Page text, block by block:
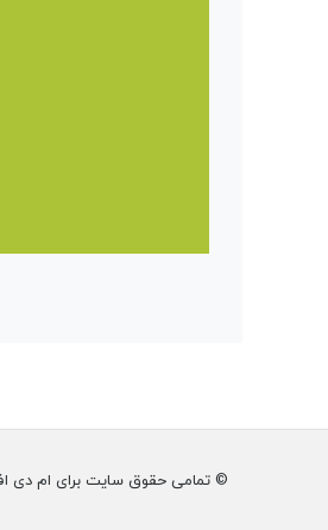
© تمامی حقوق سایت برای ام